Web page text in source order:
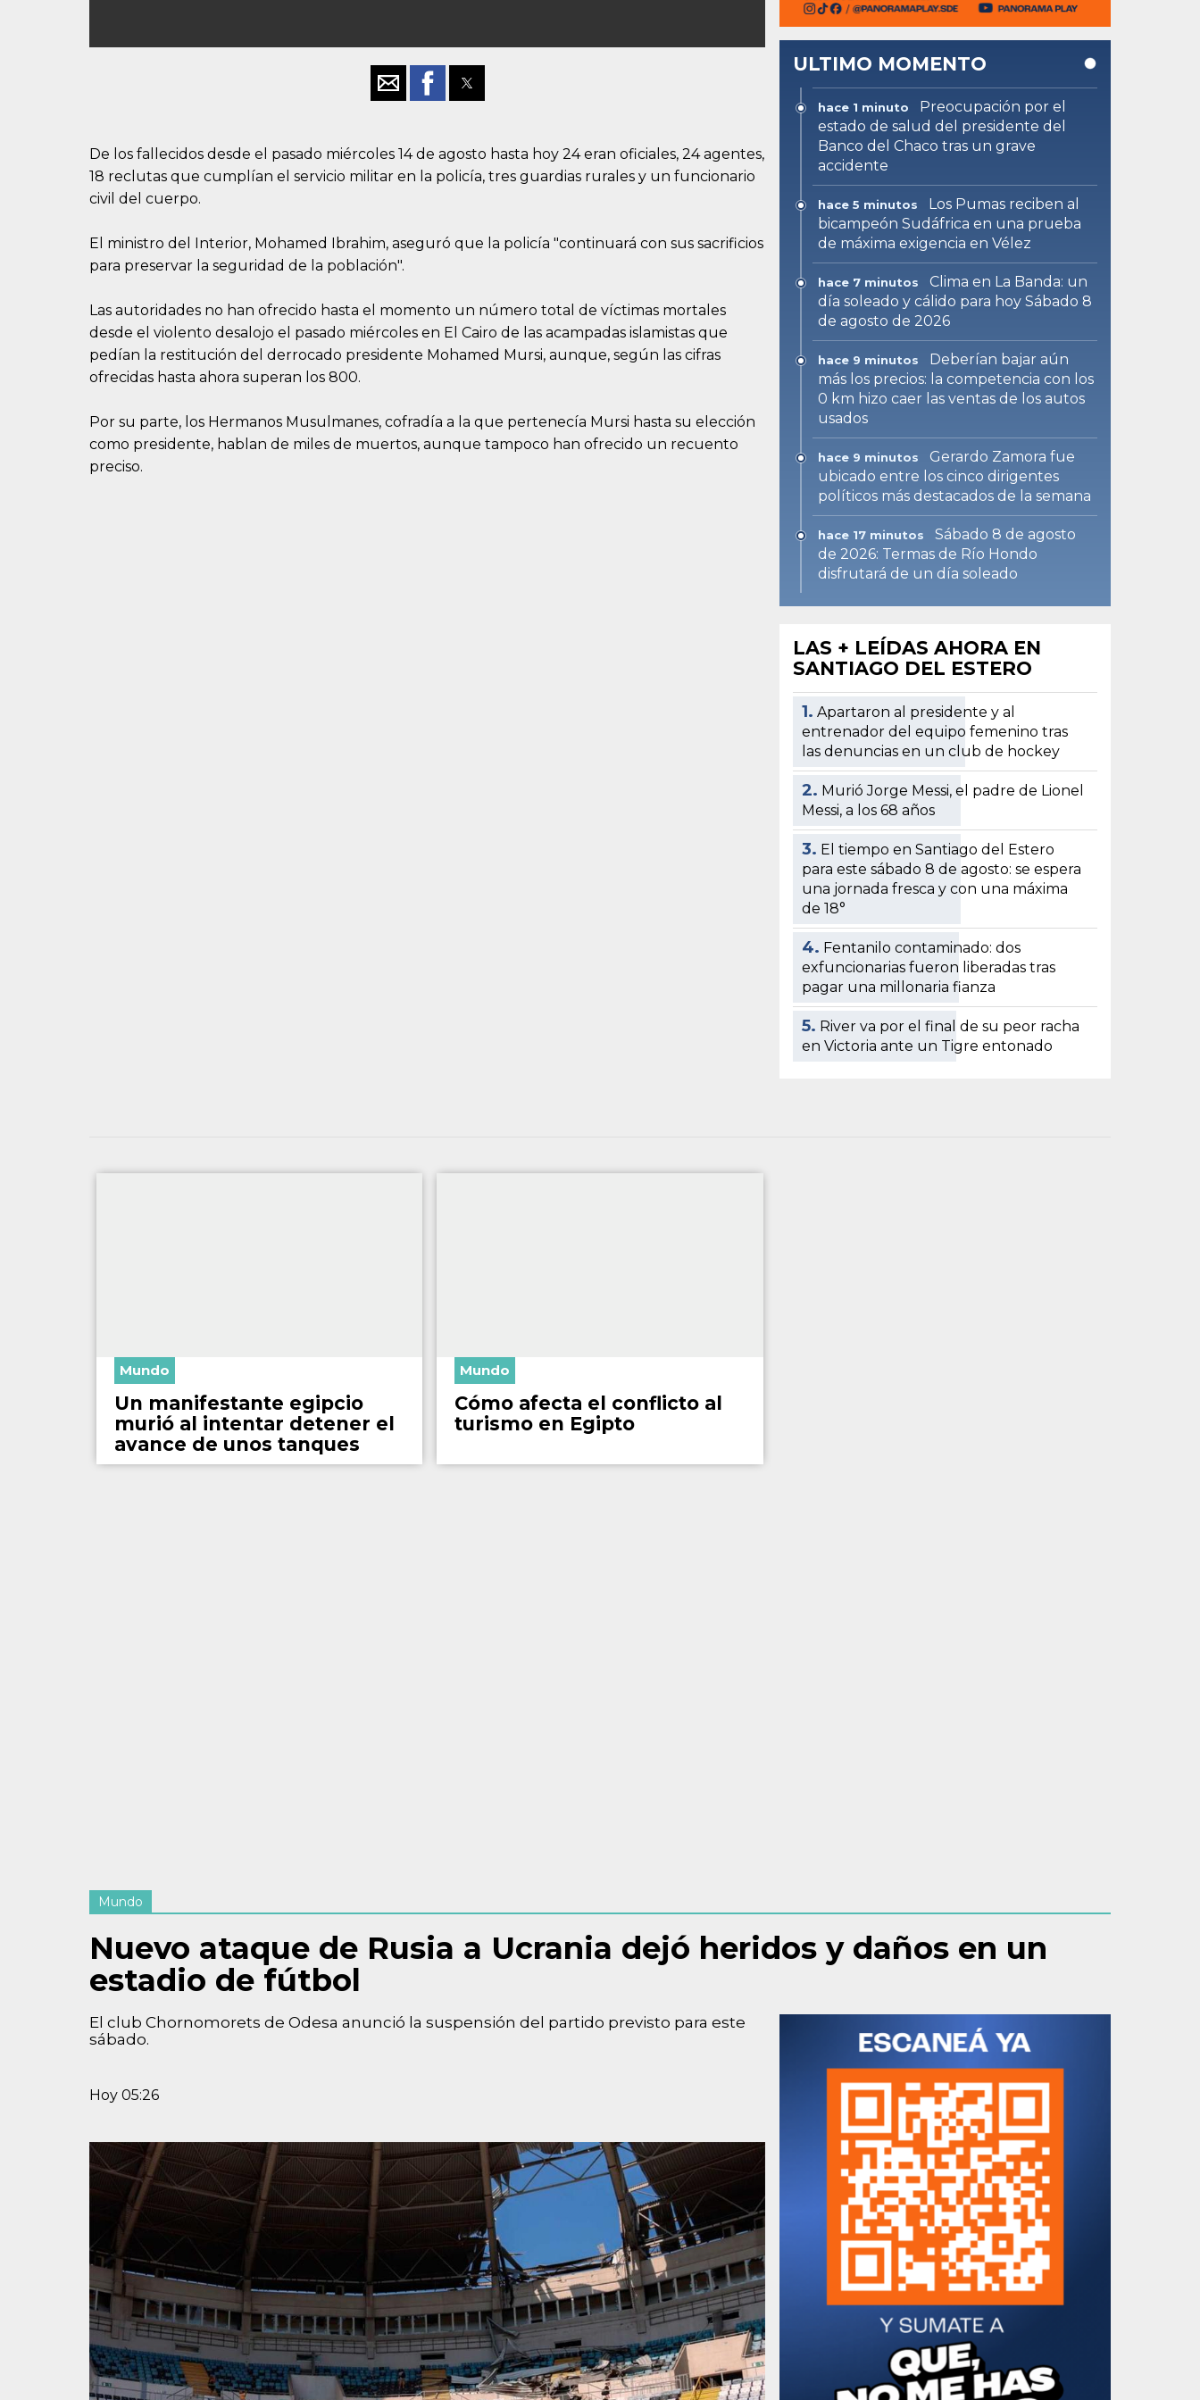
De los fallecidos desde el pasado miércoles 14 de agosto hasta hoy 24 eran oficiales, 24 agentes,
18 reclutas que cumplían el servicio militar en la policía, tres guardias rurales y un funcionario
civil del cuerpo.
El ministro del Interior, Mohamed Ibrahim, aseguró que la policía "continuará con sus sacrificios
para preservar la seguridad de la población".
Las autoridades no han ofrecido hasta el momento un número total de víctimas mortales
desde el violento desalojo el pasado miércoles en El Cairo de las acampadas islamistas que
pedían la restitución del derrocado presidente Mohamed Mursi, aunque, según las cifras
ofrecidas hasta ahora superan los 800.
Por su parte, los Hermanos Musulmanes, cofradía a la que pertenecía Mursi hasta su elección
como presidente, hablan de miles de muertos, aunque tampoco han ofrecido un recuento
preciso.
ULTIMO MOMENTO
hace 1 minuto
Preocupación por el
estado de salud del presidente del
Banco del Chaco tras un grave
accidente
hace 5 minutos
Los Pumas reciben al
bicampeón Sudáfrica en una prueba
de máxima exigencia en Vélez
hace 7 minutos
Clima en La Banda: un
día soleado y cálido para hoy Sábado 8
de agosto de 2026
hace 9 minutos
Deberían bajar aún
más los precios: la competencia con los
0 km hizo caer las ventas de los autos
usados
hace 9 minutos
Gerardo Zamora fue
ubicado entre los cinco dirigentes
políticos más destacados de la semana
hace 17 minutos
Sábado 8 de agosto
de 2026: Termas de Río Hondo
disfrutará de un día soleado
LAS + LEÍDAS AHORA EN
SANTIAGO DEL ESTERO
1. Apartaron al presidente y al
entrenador del equipo femenino tras
las denuncias en un club de hockey
2. Murió Jorge Messi, el padre de Lionel
Messi, a los 68 años
3. El tiempo en Santiago del Estero
para este sábado 8 de agosto: se espera
una jornada fresca y con una máxima
de 18°
4. Fentanilo contaminado: dos
exfuncionarias fueron liberadas tras
pagar una millonaria fianza
5. River va por el final de su peor racha
en Victoria ante un Tigre entonado
Mundo
Un manifestante egipcio
murió al intentar detener el
avance de unos tanques
Mundo
Cómo afecta el conflicto al
turismo en Egipto